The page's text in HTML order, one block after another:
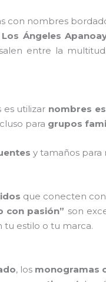
con nombres
Ángeles
entre la
es utilizar nombres
para grupos
y tamaños para
que conecten
con pasión” son
estilo o tu marca.
, los monogramas